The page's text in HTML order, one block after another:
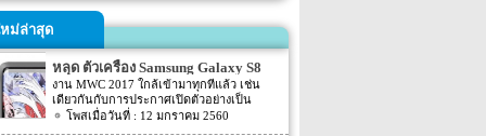
มากกว่า A9 (2016) ไม่มากนัก โดยจะ
อัพเกรดจากรุ่น A9 (2016) […]
ม่ล่าสุด
หลุด ตัวเครื่อง Samsung Galaxy S8
จากภาพเรนเดอร์ของผู้ผลิตเคส
งาน MWC 2017 ใกล้เข้ามาทุกทีแล้ว เช่น
เดียวกันกับการประกาศเปิดตัวอย่างเป็น
ทางการของมือถือเรือธงจากค่าย Samsung
12 มกราคม 2560